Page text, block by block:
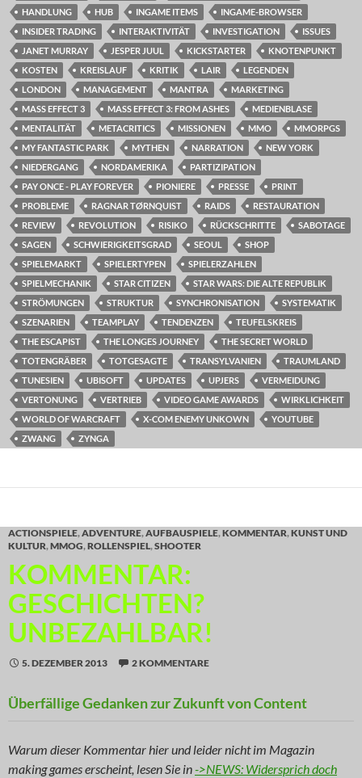
HANDLUNG
HUB INGAME ITEMS
INGAME-BROWSER
INSIDER TRADING
INTERAKTIVITÄT INVESTIGATION
ISSUES
JANET MURRAY
JESPER JUUL KICKSTARTER
KNOTENPUNKT
KOSTEN
KREISLAUF KRITIK LAIR
LEGENDEN
LONDON
MANAGEMENT MANTRA
MARKETING
MASS EFFECT 3
MASS EFFECT 3: FROM ASHES
MEDIENBLASE
MENTALITÄT
METACRITICS MISSIONEN MMO
MMORPGS
MY FANTASTIC PARK
MYTHEN NARRATION
NEW YORK
NIEDERGANG
NORDAMERIKA
PARTIZIPATION
PAY ONCE - PLAY FOREVER
PIONIERE PRESSE
PRINT
PROBLEME
RAGNAR TØRNQUIST RAIDS
RESTAURATION
REVIEW
REVOLUTION RISIKO RÜCKSCHRITTE
SABOTAGE
SAGEN
SCHWIERIGKEITSGRAD SEOUL
SHOP
SPIELEMARKT
SPIELERTYPEN
SPIELERZAHLEN
SPIELMECHANIK
STAR CITIZEN
STAR WARS: DIE ALTE REPUBLIK
STRÖMUNGEN
STRUKTUR SYNCHRONISATION
SYSTEMATIK
SZENARIEN
TEAMPLAY TENDENZEN
TEUFELSKREIS
THE ESCAPIST
THE LONGES JOURNEY
THE SECRET WORLD
TOTENGRÄBER
TOTGESAGTE TRANSYLVANIEN
TRAUMLAND
TUNESIEN
UBISOFT UPDATES UPJERS
VERMEIDUNG
VERTONUNG
VERTRIEB VIDEO GAME AWARDS
WIRKLICHKEIT
WORLD OF WARCRAFT
X-COM ENEMY UNKOWN
YOUTUBE
ZWANG
ZYNGA
ACTIONSPIELE,ADVENTURE,AUFBAUSPIELE,KOMMENTAR,KUNST UND
KULTUR,MMOG,ROLLENSPIEL,SHOOTER
KOMMENTAR:
GESCHICHTEN?
UNBEZAHLBAR!
5. DEZEMBER 2013 2 KOMMENTARE
Überfällige Gedanken zur Zukunft von Content
Warum dieser Kommentar hier und leider nicht im Magazin
making games erscheint, lesen Sie in->NEWS: Widersprich doch